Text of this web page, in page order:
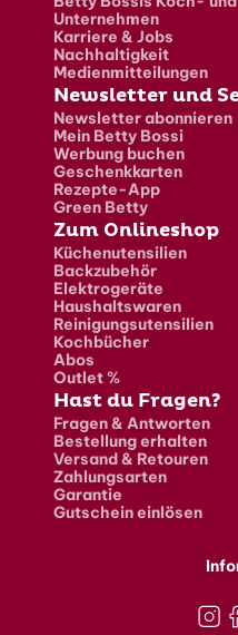
Unternehmen
Karriere & Jobs
Nachhaltigkeit
Medienmitteilungen
Newsletter und
Newsletter abonnieren
Mein Betty Bossi
Werbung buchen
Geschenkkarten
Rezepte-App
Green Betty
Zum Onlineshop
Küchenutensilien
Backzubehör
Elektrogeräte
Haushaltswaren
Reinigungsutensilien
Kochbücher
Abos
Outlet %
Hast du Fragen?
Fragen & Antworten
Bestellung erhalten
Versand & Retouren
Zahlungsarten
Garantie
Gutschein einlösen